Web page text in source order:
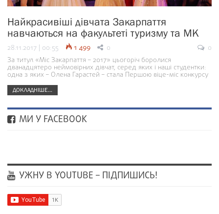
Найкрасивіші дівчата Закарпаття
навчаються на факультеті туризму та МК
28.11.2017 | 00:55 1 499 0
0
За титул «Міс Закарпаття – 2017» цьогоріч боролися
дванадцятеро неймовірних дівчат, серед яких і наші студентки:
одна з яких – Олена Гарастей – стала Першою віце-міс конкурсу
ДОКЛАДНІШЕ...
МИ У FACEBOOK
УЖНУ В YOUTUBE – ПІДПИШИСЬ!